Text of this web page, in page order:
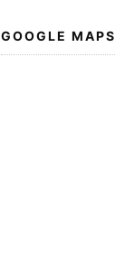
GOOGLE MAPS